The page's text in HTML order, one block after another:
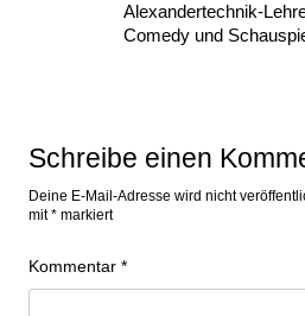
Alexandertechnik-
Comedy und
Schreibe einen
Deine E-Mail-Adresse wird nicht
mit* markiert
Kommentar *